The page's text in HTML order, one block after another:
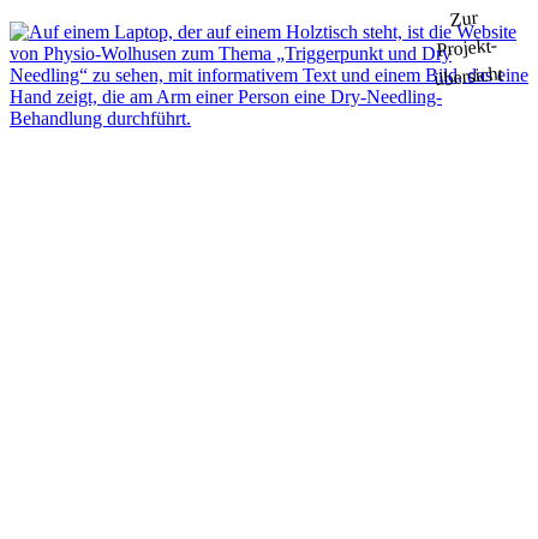
Zur
Projekt-
übersicht